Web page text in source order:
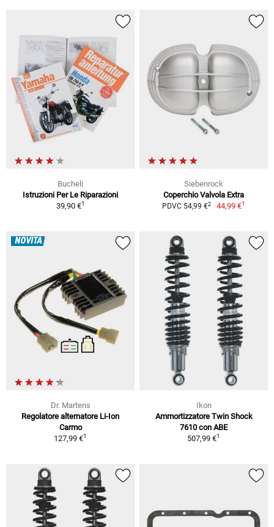
Bucheli
Istruzioni Per Le Riparazioni
39,90 €1
Siebenrock
Coperchio Valvola Extra
PDVC 54,99 €2 44,99 €1
NOVITÀ
Dr. Martens
Regolatore alternatore Li-Ion
Carmo
127,99 €1
Ikon
Ammortizzatore Twin Shock
7610 con ABE
507,99 €1